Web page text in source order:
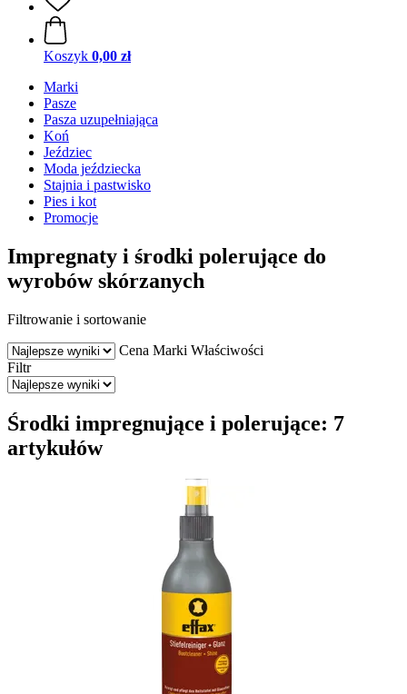
Koszyk 0,00 zł
Marki
Pasze
Pasza uzupełniająca
Koń
Jeździec
Moda jeździecka
Stajnia i pastwisko
Pies i kot
Promocje
Impregnaty i środki polerujące do
wyrobów skórzanych
Filtrowanie i sortowanie
Cena Marki Właściwości
Filtr
Środki impregnujące i polerujące: 7
artykułów